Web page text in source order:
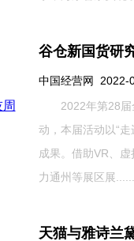
谷仓新国货研
中国经营网 2022-
2022年第28届全
动，本届活动以“
成果。借助VR、
力通州等展区展......
天猫与雅诗兰